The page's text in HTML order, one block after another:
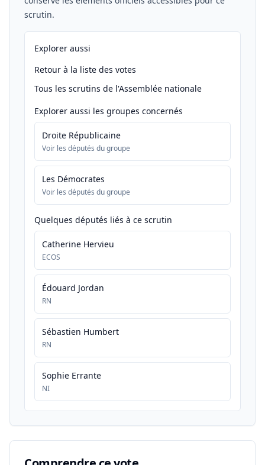
scrutin.
Explorer aussi
Retour à la liste des votes
Tous les scrutins de l'Assemblée nationale
Explorer aussi les groupes concernés
Droite Républicaine
Voir les députés du groupe
Les Démocrates
Voir les députés du groupe
Quelques députés liés à ce scrutin
Catherine Hervieu
ECOS
Édouard Jordan
RN
Sébastien Humbert
RN
Sophie Errante
NI